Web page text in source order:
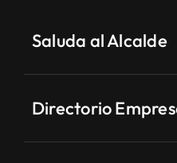
Saluda al Alcalde
Directorio